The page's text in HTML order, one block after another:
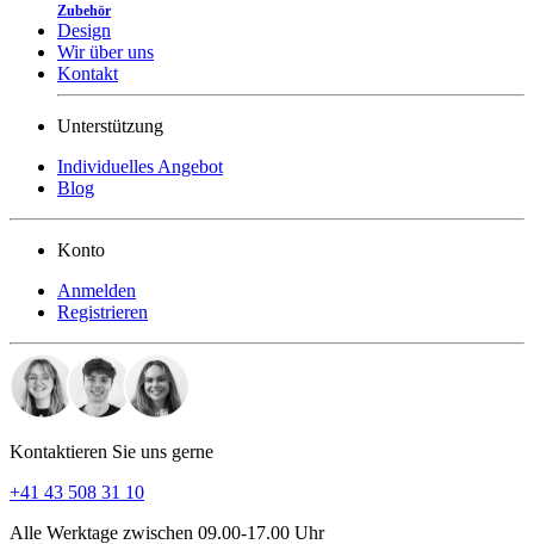
Zubehör
Design
Wir über uns
Kontakt
Unterstützung
Individuelles Angebot
Blog
Konto
Anmelden
Registrieren
Kontaktieren Sie uns gerne
+41 43 508 31 10
Alle Werktage zwischen 09.00-17.00 Uhr